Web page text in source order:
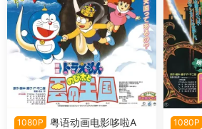
1080P
粤语动画电影哆啦A
1080P